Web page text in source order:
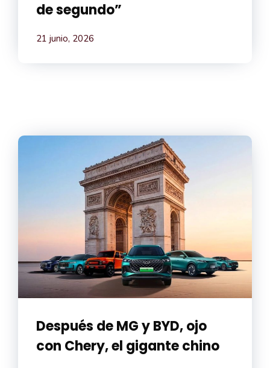
de segundo”
21 junio, 2026
Después de MG y BYD, ojo
con Chery, el gigante chino